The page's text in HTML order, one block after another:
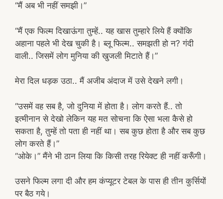
“मैं अब भी नहीं समझी।”
“मैं एक फिल्म दिखाऊंगा तुम्हें.. यह खास तुम्हारे लिये हैं क्योंकि
अहाना पहले भी देख चुकी है। ब्लू फिल्म.. समझती हो न? गंदी
वाली.. जिसमें लोग मुनिया की खुजली मिटाते हैं।”
मेरा दिल धड़क उठा.. मैं अजीब अंदाज में उसे देखने लगी।
“उसमें वह सब है, जो दुनिया में होता है। लोग करते हैं.. तो
इत्मीनान से देखो लेकिन यह मत सोचना कि ऐसा भला कैसे हो
सकता है, तुम्हें तो पता ही नहीं था। सब कुछ होता है और सब कुछ
लोग करते हैं।”
“ओके।” मैंने भी ठान लिया कि किसी तरह रियेक्ट ही नहीं करूँगी।
उसने फिल्म लगा दी और हम कंप्यूटर टेबल के पास ही तीन कुर्सियों
पर बैठ गये।